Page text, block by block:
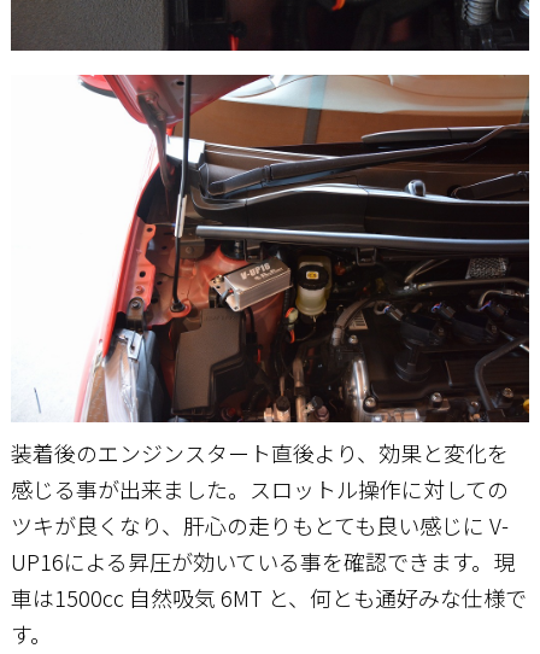
装着後のエンジンスタート直後より、効果と変化を
感じる事が出来ました。スロットル操作に対しての
ツキが良くなり、肝心の走りもとても良い感じに V-
UP16による昇圧が効いている事を確認できます。現
車は1500cc 自然吸気 6MT と、何とも通好みな仕様で
す。